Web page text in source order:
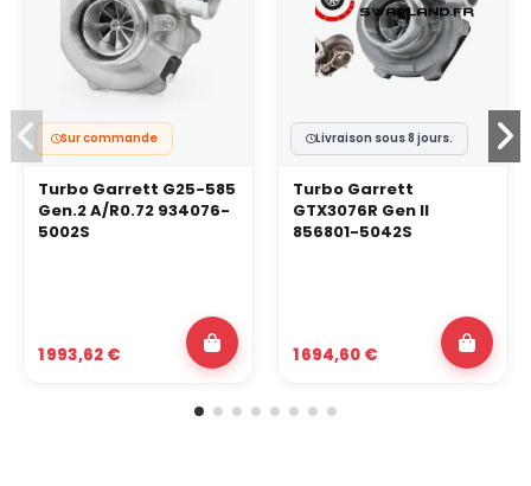
Sur commande
Turbo Garrett G25-585
Gen.2 A/R0.72 934076-
5002S
1 993,62 €
Livraison sous 8 jours.
Turbo Garrett
GTX3076R Gen II
856801-5042S
1 694,60 €